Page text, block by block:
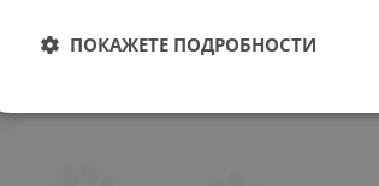
години
ПОКАЖЕТЕ ПОДРОБНОСТИ